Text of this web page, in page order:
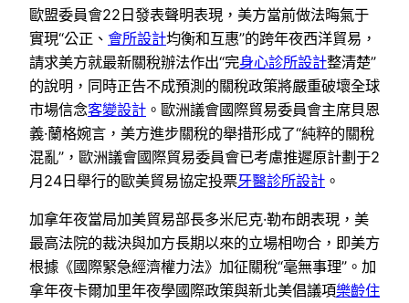
歐盟委員會22日發表聲明表現，美方當前做法晦氣于
實現“公正、 會所設計均衡和互惠”的跨年夜西洋貿易，
請求美方就最新關稅辦法作出“完身心診所設計整清楚”
的說明，同時正告不成預測的關稅政策將嚴重破壞全球
市場信念客變設計 。歐洲議會國際貿易委員會主席貝恩
義·蘭格婉言，美方進步關稅的舉措形成了“純粹的關稅
混亂”，歐洲議會國際貿易委員會已考慮推遲原計劃于2
月24日舉行的歐美貿易協定投票牙醫診所設計 。
加拿年夜當局加美貿易部長多米尼克·勒布朗表現，美
最高法院的裁決與加方長期以來的立場相吻合，即美方
根據《國際緊急經濟權力法》加征關稅“毫無事理”。加
拿年夜卡爾加里年夜學國際政策與新北美倡議項樂齡住